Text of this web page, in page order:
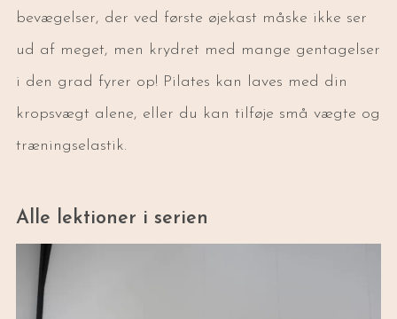
bevægelser, der ved første øjekast måske ikke ser
ud af meget, men krydret med mange gentagelser
i den grad fyrer op! Pilates kan laves med din
kropsvægt alene, eller du kan tilføje små vægte og
træningselastik.
Alle lektioner i serien